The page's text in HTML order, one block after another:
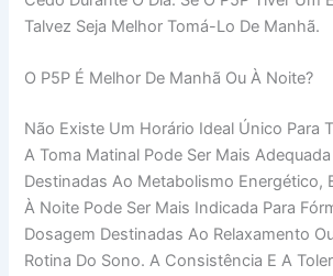
Talvez Seja Melhor Tomá-Lo De Manhã.
O P5P É Melhor De Manhã Ou À Noite?
Não Existe Um Horário Ideal Único Para
A Toma Matinal Pode Ser Mais
Destinadas Ao Metabolismo Energético,
À Noite Pode Ser Mais Indicada Para
Dosagem Destinadas Ao Relaxamento
Rotina Do Sono. A Consistência E A